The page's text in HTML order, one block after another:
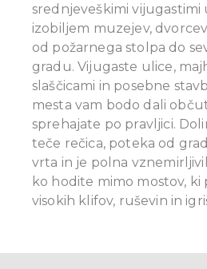
srednjeveškimi vijugastimi
izobiljem muzejev,
od požarnega stolpa do
gradu. Vijugaste ulice,
slaščicami in posebne
mesta vam bodo dali
sprehajate po pravljici.
teče rečica, poteka od
vrta in je polna
ko hodite mimo mostov, ki
visokih klifov, ruševin in